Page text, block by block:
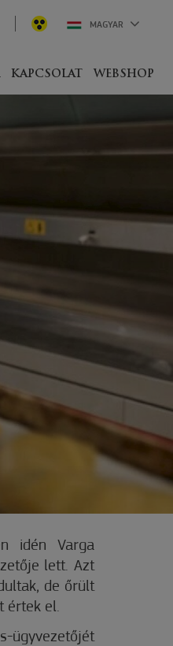
KAPCSOLAT WEBSHOP
MAGYAR
idén Varga
lett. Azt
de őrült
értek el.
ügyvezetőjét